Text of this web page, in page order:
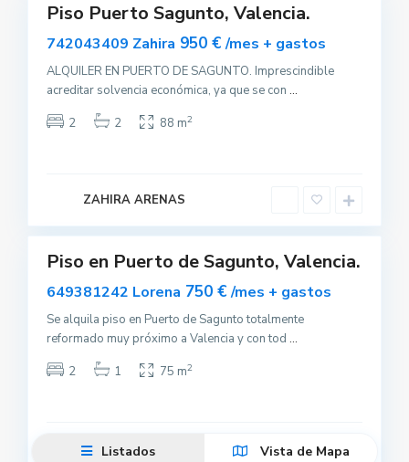
Piso Puerto Sagunto, Valencia.
742043409 Zahira 950 €/mes + gastos
ALQUILER EN PUERTO DE SAGUNTO. Imprescindible
acreditar solvencia económica, ya que se con ...
2
2 88 m2
ZAHIRA ARENAS
P
o
t
d
t
Piso en Puerto de Sagunto, Valencia.
649381242 Lorena 750 €/mes + gastos
Se alquila piso en Puerto de Sagunto totalmente
reformado muy próximo a Valencia y con tod ...
2
1 75 m2
Lorena Muriel
Listados Vista de Mapa